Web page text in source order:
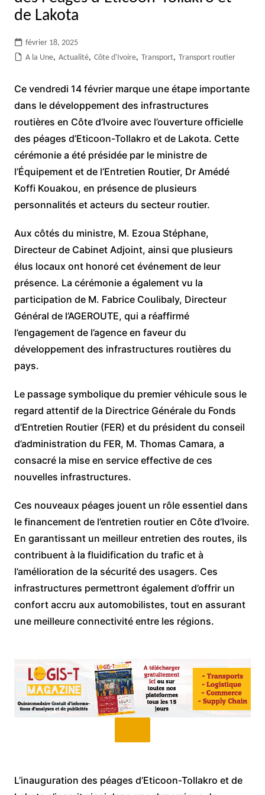
de Lakota
février 18, 2025
A la Une, Actualité, Côte d'Ivoire, Transport, Transport routier
Ce vendredi 14 février marque une étape importante
dans le développement des infrastructures
routières en Côte d’Ivoire avec l’ouverture officielle
des péages d’Eticoon-Tollakro et de Lakota. Cette
cérémonie a été présidée par le ministre de
l’Équipement et de l’Entretien Routier, Dr Amédé
Koffi Kouakou, en présence de plusieurs
personnalités et acteurs du secteur routier.
Aux côtés du ministre, M. Ezoua Stéphane,
Directeur de Cabinet Adjoint, ainsi que plusieurs
élus locaux ont honoré cet événement de leur
présence. La cérémonie a également vu la
participation de M. Fabrice Coulibaly, Directeur
Général de l’AGEROUTE, qui a réaffirmé
l’engagement de l’agence en faveur du
développement des infrastructures routières du
pays.
Le passage symbolique du premier véhicule sous le
regard attentif de la Directrice Générale du Fonds
d’Entretien Routier (FER) et du président du conseil
d’administration du FER, M. Thomas Camara, a
consacré la mise en service effective de ces
nouvelles infrastructures.
Ces nouveaux péages jouent un rôle essentiel dans
le financement de l’entretien routier en Côte d’Ivoire.
En garantissant un meilleur entretien des routes, ils
contribuent à la fluidification du trafic et à
l’amélioration de la sécurité des usagers. Ces
infrastructures permettront également d’offrir un
confort accru aux automobilistes, tout en assurant
une meilleure connectivité entre les régions.
L’inauguration des péages d’Eticoon-Tollakro et de